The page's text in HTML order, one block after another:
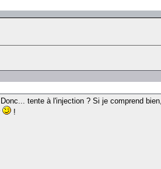
tente à l'injection ? Si je comprend
!